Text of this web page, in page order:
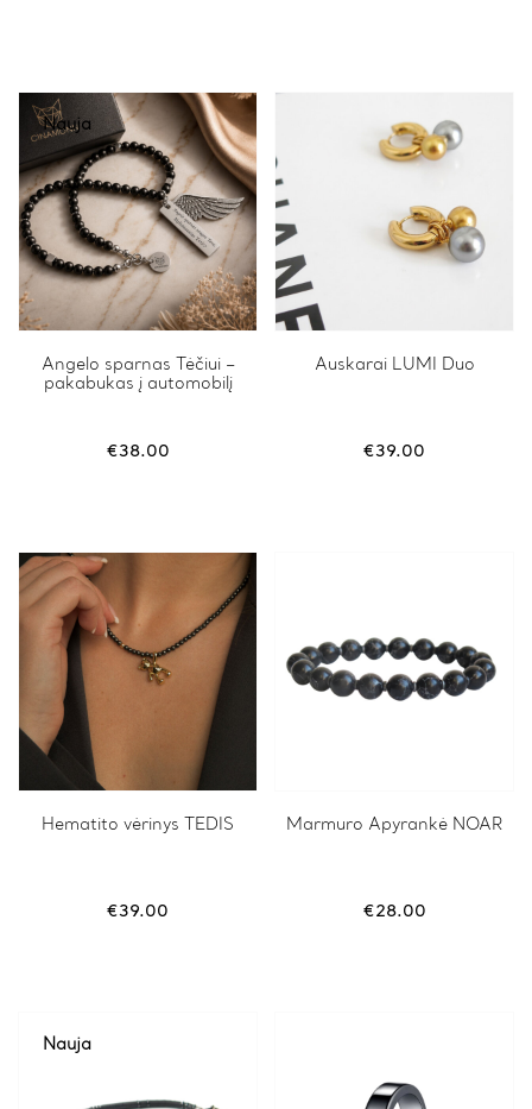
Nauja
Angelo sparnas Tėčiui –
pakabukas į automobilį
€38.00
Auskarai LUMI Duo
€39.00
Hematito vėrinys TEDIS
€39.00
Marmuro Apyrankė NOAR
€28.00
This
Nauja